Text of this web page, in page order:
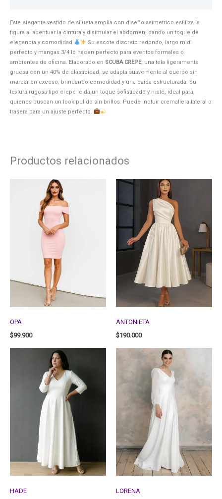
Este elegante vestido de silueta amplia con diseño asimetrico estiliza la
figura al acentuar la cintura y disimular el abdomen, dando un toque de
elegancia y comodidad
Su escote discreto redondo, largo midi
perfecto y mangas 3/4 lo hacen perfecto para eventos formales o
ambientes de oficina. Elaborado en SCUBA CREPE, una tela ligeramente
gruesa con un 40% de elasticidad, se adapta suavemente al cuerpo sin
marcar en exceso, brindando comodidad y una caída estructurada. Su
textura rugosa tipo crepé le da un toque sofisticado y mate, ideal para
quienes buscan un look pulido sin brillos. Puede incluir cremallera lateral o
trasera para un ajuste perfecto.
Productos relacionados
OPA
$99.900
ANTONIETA
$190.000
HADE
LORENA